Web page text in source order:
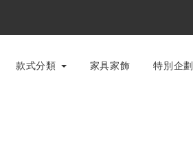
款式分類 家具家飾 特別企劃